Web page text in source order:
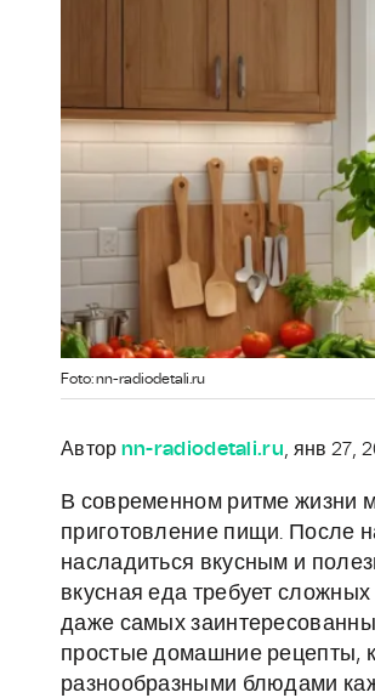
Foto: nn-radiodetali.ru
Автор nn-radiodetali.ru, янв 27,
В современном ритме жизни
приготовление пищи. После
насладиться вкусным и
вкусная еда требует
даже самых
простые домашние рецепты,
разнообразными блюдами